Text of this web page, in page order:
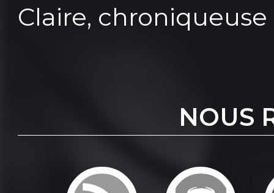
Claire,
NOUS